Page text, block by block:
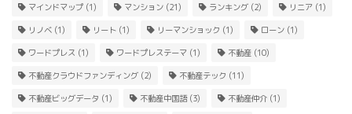
マインドマップ (1) マンション (21) ランキング (2) リニア (1)
リノベ (1) リート (1) リーマンショック (1) ローン (1)
ワードプレス (1) ワードプレステーマ (1) 不動産 (10)
不動産クラウドファンディング (2) 不動産テック (11)
不動産ビッグデータ (1) 不動産中国語(3) 不動産仲介 (1)